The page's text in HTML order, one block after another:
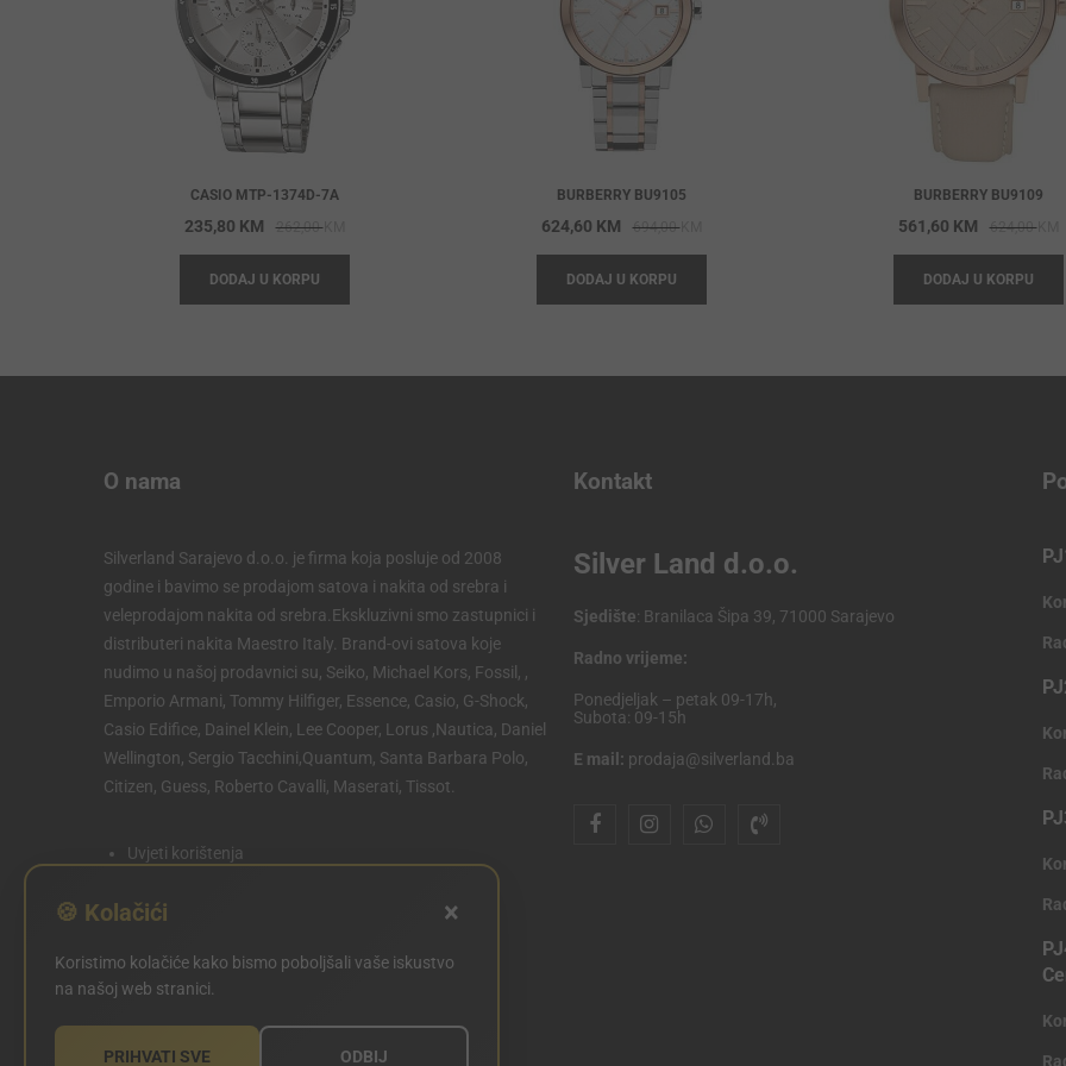
CASIO MTP-1374D-7A
262,00KM
price
262,00 KM.
235,80 KM
price
235,80 KM.
DODAJ U KORPU
BURBERRY BU9105
694,00KM
price
694,00 KM.
624,60 KM
price
624,60 KM.
DODAJ U KORPU
BURBERRY BU9109
624,00KM
561,60 KM
DODAJ U KORPU
O nama
Silverland Sarajevo d.o.o. je firma koja posluje od 2008
godine i bavimo se prodajom satova i nakita od srebra i
veleprodajom nakita od srebra.Ekskluzivni smo zastupnici i
distributeri nakita Maestro Italy. Brand-ovi satova koje
nudimo u našoj prodavnici su, Seiko, Michael Kors, Fossil, ,
Emporio Armani, Tommy Hilfiger, Essence, Casio, G-Shock,
Casio Edifice, Dainel Klein, Lee Cooper, Lorus ,Nautica, Daniel
Wellington, Sergio Tacchini,Quantum, Santa Barbara Polo,
Citizen, Guess, Roberto Cavalli, Maserati, Tissot.
Uvjeti korištenja
Politika kolačića
POSTAVKE KOLAČIĆA
Kontakt
Silver Land d.o.o.
Sjedište: Branilaca Šipa 39, 71000 Sarajevo
Radno vrijeme:
Ponedjeljak – petak 09-17h,
Subota: 09-15h
E mail: prodaja@silverland.ba
🍪 Kolačići ×
Koristimo kolačiće kako bismo poboljšali vaše iskustvo
na našoj web stranici.
PRIHVATI SVE ODBIJ